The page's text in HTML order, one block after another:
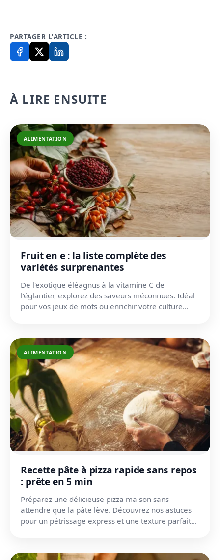
PARTAGER L'ARTICLE :
À LIRE ENSUITE
ALIMENTATION
Fruit en e : la liste complète des
variétés surprenantes
De l'exotique éléagnus à la vitamine C de
l'églantier, explorez des saveurs méconnues. Idéal
pour vos jeux de mots ou enrichir votre culture
ALIMENTATION
Recette pâte à pizza rapide sans repos
: prête en 5 min
Préparez une délicieuse pizza maison sans
attendre que la pâte lève. Découvrez nos astuces
pour un pétrissage express et une texture parfaite